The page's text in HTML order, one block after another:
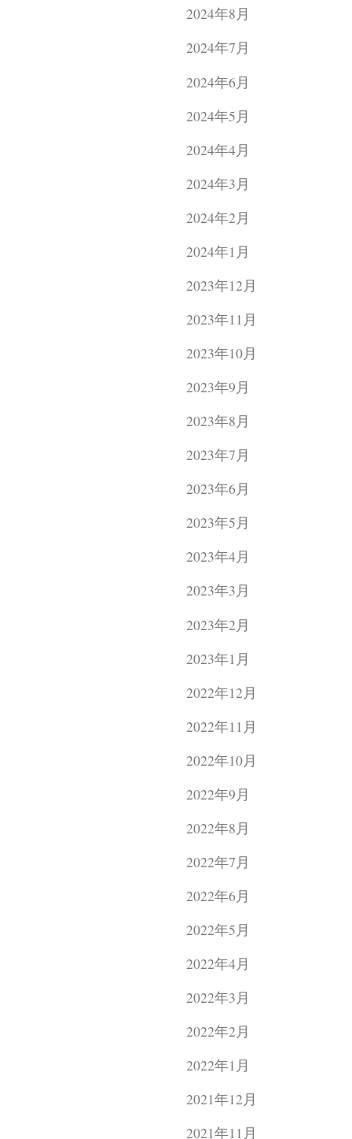
2024年8月
2024年7月
2024年6月
2024年5月
2024年4月
2024年3月
2024年2月
2024年1月
2023年12月
2023年11月
2023年10月
2023年9月
2023年8月
2023年7月
2023年6月
2023年5月
2023年4月
2023年3月
2023年2月
2023年1月
2022年12月
2022年11月
2022年10月
2022年9月
2022年8月
2022年7月
2022年6月
2022年5月
2022年4月
2022年3月
2022年2月
2022年1月
2021年12月
2021年11月